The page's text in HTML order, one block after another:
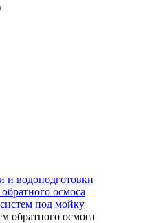
и водоподготовки
осмоса
под мойку
обратного осмоса